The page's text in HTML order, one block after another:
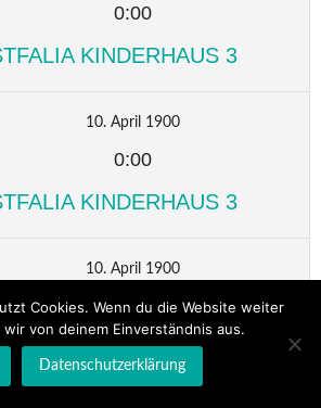
0:00
KINDERHAUS 3
10. April 1900
0:00
KINDERHAUS 3
10. April 1900
0:00
KINDERHAUS 3
Cookies. Wenn du die Website weiter
von deinem Einverständnis aus.
Datenschutzerklärung